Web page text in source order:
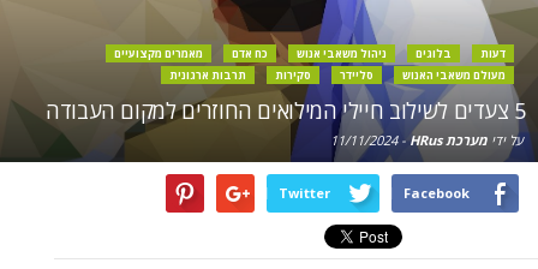
דעות בלוגים ניהול משאבי אנוש כח אדם
מאמרים מקצועיים
מעולם משאבי האנוש
סליידר סקירות תרבות ארגונית
5 צעדים לשילוב חיילי המילואים החוזרים למקום העבודה
על ידי מערכת HRus -
11/11/2024
Facebook
Twitter